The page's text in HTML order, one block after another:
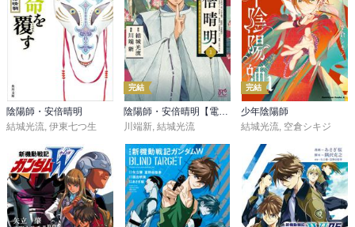
陰陽師・安倍晴明
結城光流, 伊東七つ生
完結
陰陽師・安倍晴明【電子単行本】
川端新, 結城光流
完結
少年陰陽師
結城光流, 空倉シキジ